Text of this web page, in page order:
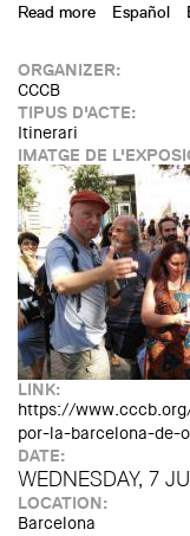
Read more about DIA
Español
ORGANIZER:
CCCB
TIPUS D'ACTE:
Itinerari
IMATGE DE
LINK:
https://
por-la-barcelona-de-
DATE:
WEDNESDAY, 7
LOCATION:
Barcelona